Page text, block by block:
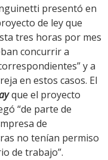
presentó en
de ley que
tres horas por mes
concurrir a
y a
en estos casos. El
que el proyecto
“de parte de
de
no tenían permiso
de trabajo”.